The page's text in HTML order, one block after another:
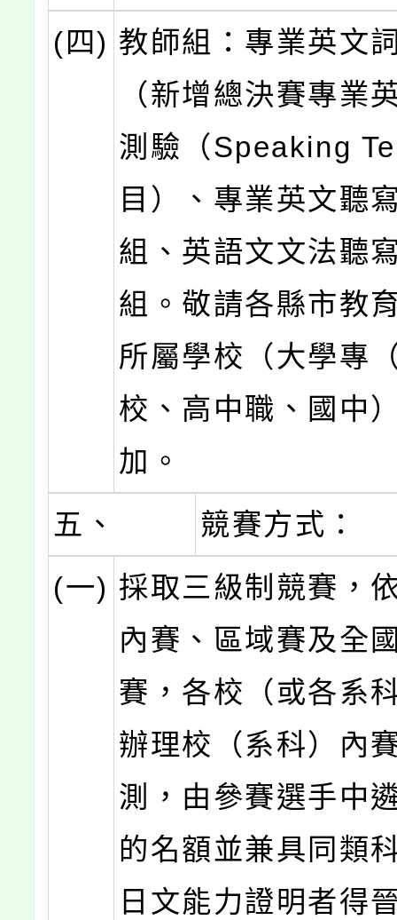
(四) 教師組：專業英文
（新增總決賽專業
測驗（Speaking
目）、專業英文聽
組、英語文文法聽
組。敬請各縣市教
所屬學校（大學專
校、高中職、國中
加。
五、
競賽方式：
(一) 採取三級制競賽，
內賽、區域賽及全
賽，各校（或各系
辦理校（系科）內
測，由參賽選手中
的名額並兼具同類
日文能力證明者得